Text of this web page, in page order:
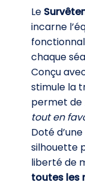
Le
incarne
chaque
Conçu
stimule la
permet de
tout en
Doté
silhouette
liberté de
toutes les